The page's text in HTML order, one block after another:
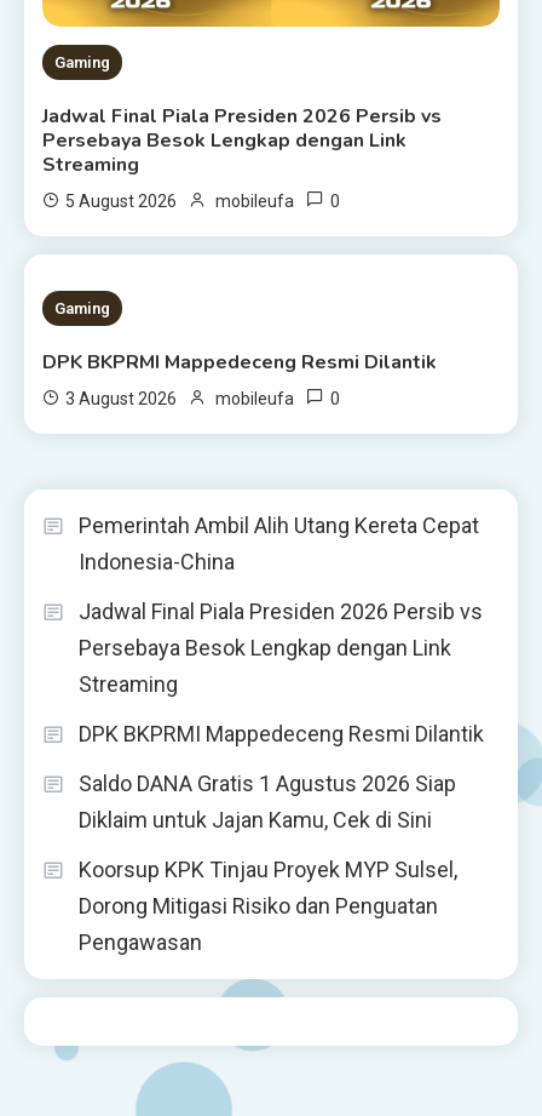
Gaming
Jadwal Final Piala Presiden 2026 Persib vs
Persebaya Besok Lengkap dengan Link
Streaming
5 August 2026 mobileufa 0
1 MIN READ
Gaming
DPK BKPRMI Mappedeceng Resmi Dilantik
3 August 2026 mobileufa 0
Pemerintah Ambil Alih Utang Kereta Cepat
Indonesia-China
Jadwal Final Piala Presiden 2026 Persib vs
Persebaya Besok Lengkap dengan Link
Streaming
DPK BKPRMI Mappedeceng Resmi Dilantik
Saldo DANA Gratis 1 Agustus 2026 Siap
Diklaim untuk Jajan Kamu, Cek di Sini
Koorsup KPK Tinjau Proyek MYP Sulsel,
Dorong Mitigasi Risiko dan Penguatan
Pengawasan